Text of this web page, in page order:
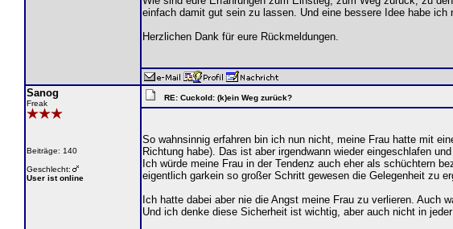
einfach damit gut sein zu lassen. Und eine bessere Idee habe ich
Herzlichen Dank für eure Rückmeldungen.
Sanog
Freak
Beiträge: 140
Geschlecht:
User ist online
RE: Cuckold: (k)ein Weg zurück?
So wahnsinnig erfahren bin ich nun nicht, meine Frau hatte mit
Richtung habe). Das ist aber irgendwann wieder eingeschlafen
Ich würde meine Frau in der Tendenz auch eher als schüchtern
eigentlich garkein so großer Schritt gewesen die Gelegenheit zu
Ich hatte dabei aber nie die Angst meine Frau zu verlieren.
Und ich denke diese Sicherheit ist wichtig, aber auch nicht in